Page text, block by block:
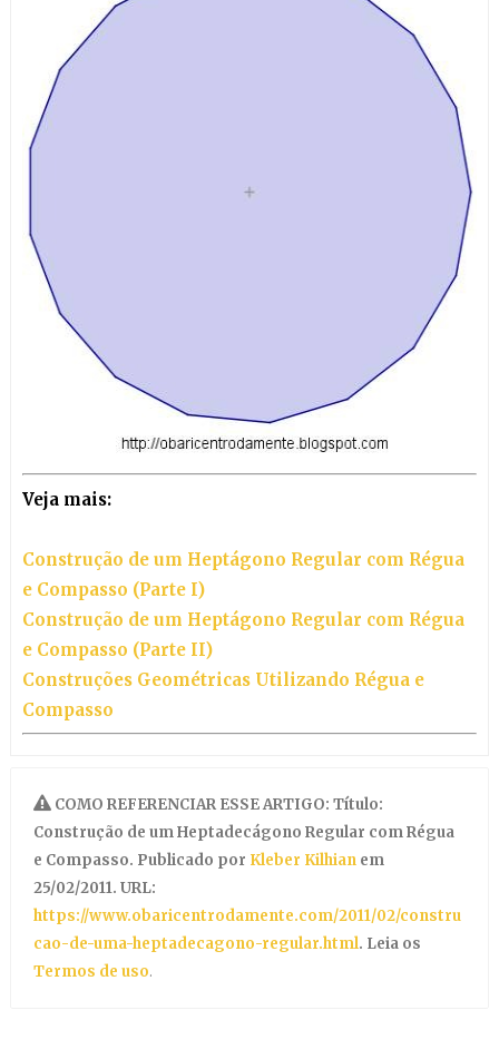
Veja mais:
Construção de um Heptágono Regular com Régua
e Compasso (Parte I)
Construção de um Heptágono Regular com Régua
e Compasso (Parte II)
Construções Geométricas Utilizando Régua e
Compasso
COMO REFERENCIAR ESSE ARTIGO: Título:
Construção de um Heptadecágono Regular com Régua
e Compasso. Publicado por Kleber Kilhian em
25/02/2011. URL:
https://www.obaricentrodamente.com/2011/02/constru
cao-de-uma-heptadecagono-regular.html. Leia os
Termos de uso.